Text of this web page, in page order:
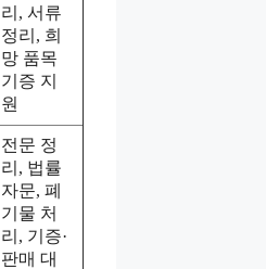
리, 서류
정리, 희
망 품목
기증 지
원
전문 정
리, 법률
자문, 폐
기물 처
리, 기증·
판매 대